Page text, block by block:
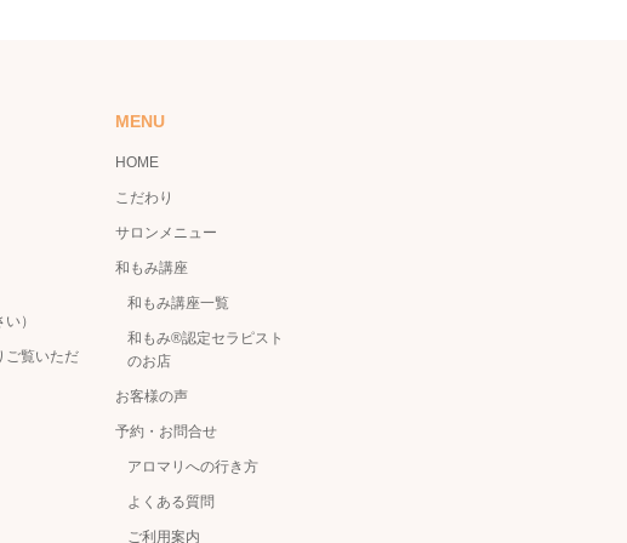
）
ご覧いただ
MENU
HOME
こだわり
サロンメニュー
和もみ講座
和もみ講座一覧
和もみ®認定セラピスト
のお店
お客様の声
予約・お問合せ
アロマリへの行き方
よくある質問
ご利用案内